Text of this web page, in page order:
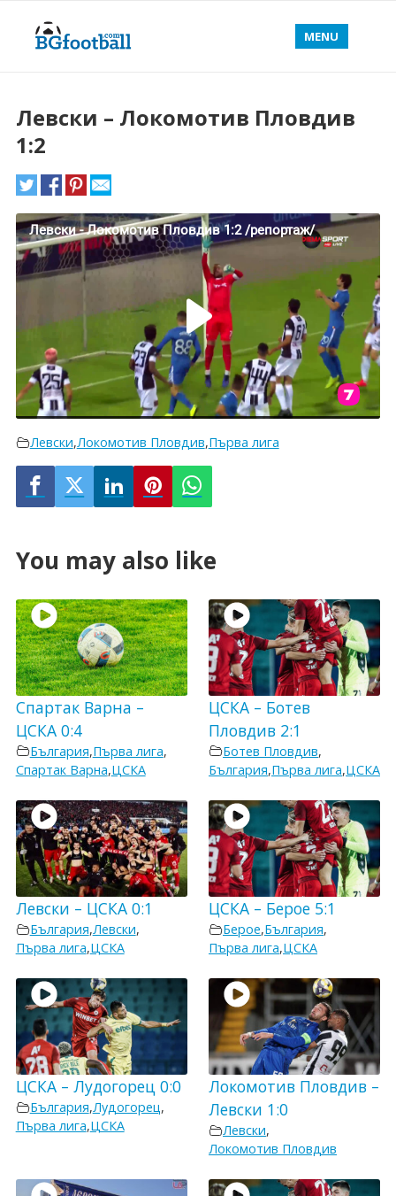
MENU
Левски – Локомотив Пловдив
1:2
Левски,Локомотив Пловдив,Първа лига
You may also like
Спартак Варна –
ЦСКА 0:4
България,Първа лига,
Спартак Варна,ЦСКА
ЦСКА – Ботев
Пловдив 2:1
Ботев Пловдив,
България,Първа лига,ЦСКА
Левски – ЦСКА 0:1
България,Левски,
Първа лига,ЦСКА
ЦСКА – Берое 5:1
Берое,България,
Първа лига,ЦСКА
ЦСКА – Лудогорец 0:0
България,Лудогорец,
Първа лига,ЦСКА
Локомотив Пловдив –
Левски 1:0
Левски,
Локомотив Пловдив